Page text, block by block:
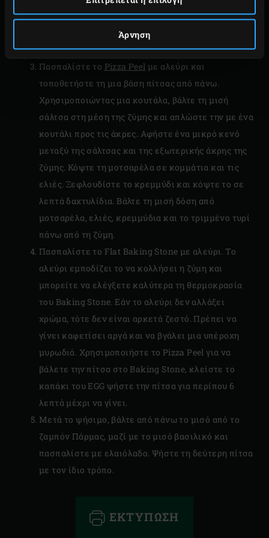
Άρνηση
Rolling Mat με αλεύρι και ρίξτε την πρώτη μπάλα
ζύμης. Πλάστε την μέχρι να απλωθεί σε πάχος 1
χιλιοστόμετρο.
Πασπαλίστε το Pizza Peel με αλεύρι και
τοποθετήστε τη μια βάση πίτσας από πάνω.
Χρησιμοποιώντας μια κουτάλα, βάλτε τη μισή
σάλτσα στη μέση της ζύμης και απλώστε την με ένα
κουτάλι προς τις άκρες. Αφήστε ένα μικρό κενό
μεταξύ της σάλτσας και της εξωτερικής άκρης της
ζύμης. Κόψτε τη μοτσαρέλα σε κομμάτια και τις
ελιές. Ξεφλουδίστε το κρεμμύδι και κόψτε το σε
λεπτά δαχτυλίδια. Βάλτε τη μισή δόση από
μοτσαρέλα, ελιές, κρεμμύδια και το τριμμένο τυρί
πάνω από τη ζύμη.
Πασπαλίστε το Flat Baking Stone με αλεύρι. Το
αλεύρι εμποδίζει το να κολλήσει η ζύμη και
μπορείτε να ελέγξετε καλύτερα τη θερμοκρασία
του Baking Stone. Εάν το αλεύρι δεν αλλάξει
χρώμα, τότε δεν είναι αρκετά ζεστό. Πρέπει να
γίνει καφετίσει αργά και να βγάλει μια υπέροχη
μυρωδιά. Χρησιμοποιήστε το Pizza Peel για να
βάλετε την πίτσα στο Baking Stone, κλείστε το
καπάκι του EGG ψήστε την πίτσα για περίπου 6
λεπτά μέχρι να γίνει.
Μετά το ψήσιμο, βάλτε από πάνω το μισό από το
ζαμπόν Πάρμας, μαζί με το μισό βασιλικό και
πασπαλίστε με ελαιόλαδο. Ψήστε τη δεύτερη πίτσα
με τον ίδιο τρόπο.
ΕΚΤΎΠΩΣΗ